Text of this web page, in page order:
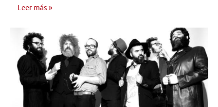
Leer más
CONCIERTOS